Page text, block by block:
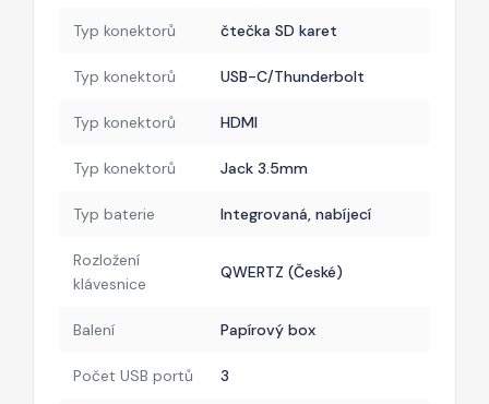
Typ konektorů čtečka SD karet
Typ konektorů USB-C/Thunderbolt
Typ konektorů HDMI
Typ konektorů Jack 3.5mm
Typ baterie Integrovaná, nabíjecí
Rozložení
klávesnice
QWERTZ (České)
Balení Papírový box
Počet USB portů 3